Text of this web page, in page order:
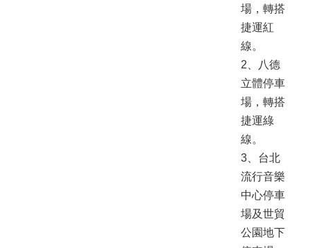
場，轉搭
捷運紅
線。
2、八德
立體停車
場，轉搭
捷運綠
線。
3、台北
流行音樂
中心停車
場及世貿
公園地下